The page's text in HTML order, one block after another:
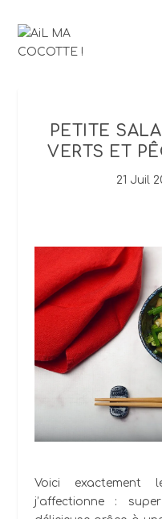
PETITE
VERTS ET
21 Juil
Voici
j’affectionne :